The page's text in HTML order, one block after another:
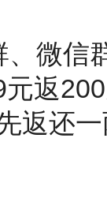
微信
返
返还